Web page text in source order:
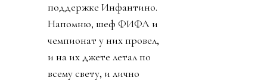
поддержке Инфантино.
Напомню, шеф ФИФА и
чемпионат у них провел,
и на их джете летал по
всему свету, и лично